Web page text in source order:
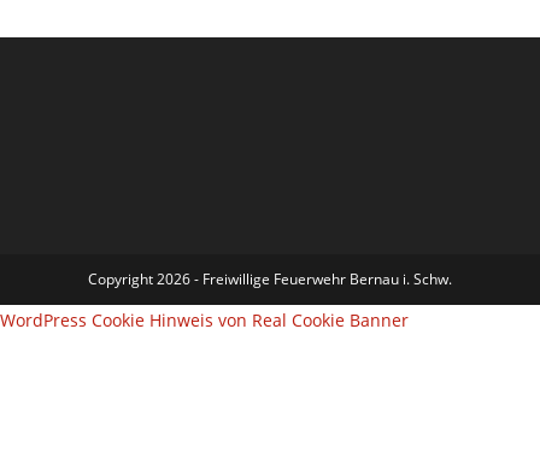
Copyright 2026 - Freiwillige Feuerwehr Bernau i. Schw.
WordPress Cookie Hinweis von Real Cookie Banner